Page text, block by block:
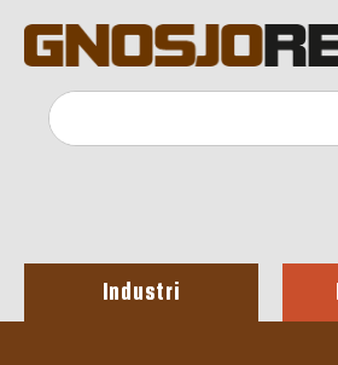
Industri